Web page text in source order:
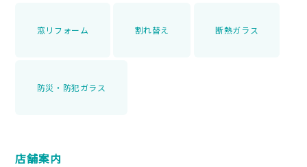
窓リフォーム 割れ替え 断熱ガラス
防災・防犯ガラス
店舗案内